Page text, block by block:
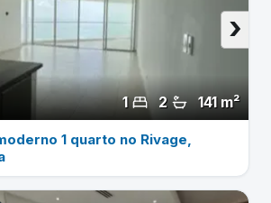
141 m²
2
1
›
1 quarto no Rivage,